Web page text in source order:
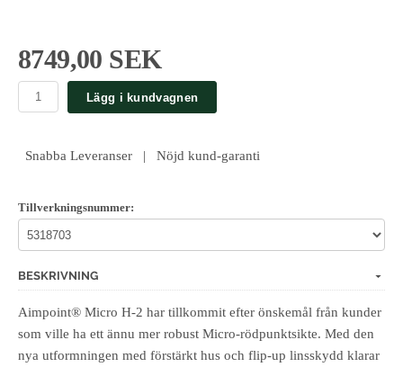
8749,00 SEK
Lägg i kundvagnen
Snabba Leveranser | Nöjd kund-garanti
Tillverkningsnummer:
BESKRIVNING
Aimpoint® Micro H-2 har tillkommit efter önskemål från kunder
som ville ha ett ännu mer robust Micro-rödpunktsikte. Med den
nya utformningen med förstärkt hus och flip-up linsskydd klarar